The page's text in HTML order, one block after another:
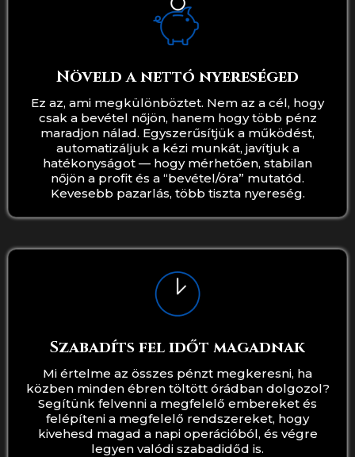
Növeld a nettó nyereséged
Ez az, ami megkülönböztet. Nem az a cél, hogy
csak a bevétel nőjön, hanem hogy több pénz
maradjon nálad. Egyszerűsítjük a működést,
automatizáljuk a kézi munkát, javítjuk a
hatékonyságot — hogy mérhetően, stabilan
nőjön a profit és a “bevétel/óra” mutatód.
Kevesebb pazarlás, több tiszta nyereség.
Szabadíts fel időt magadnak
Mi értelme az összes pénzt megkeresni, ha
közben minden ébren töltött órádban dolgozol?
Segítünk felvenni a megfelelő embereket és
felépíteni a megfelelő rendszereket, hogy
kivehesd magad a napi operációból, és végre
legyen valódi szabadidőd is.